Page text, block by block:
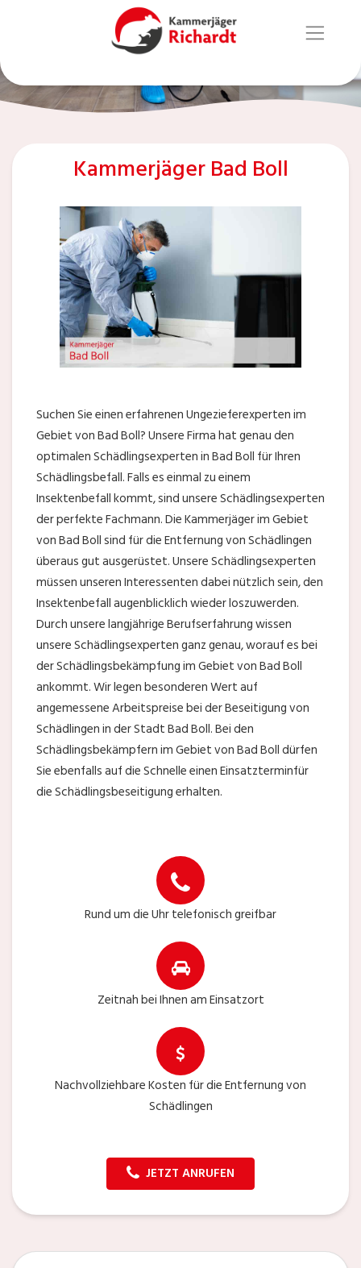
Kammerjäger Bad Boll
Suchen Sie einen erfahrenen Ungezieferexperten im
Gebiet von Bad Boll? Unsere Firma hat genau den
optimalen Schädlingsexperten in Bad Boll für Ihren
Schädlingsbefall. Falls es einmal zu einem
Insektenbefall kommt, sind unsere Schädlingsexperten
der perfekte Fachmann. Die Kammerjäger im Gebiet
von Bad Boll sind für die Entfernung von Schädlingen
überaus gut ausgerüstet. Unsere Schädlingsexperten
müssen unseren Interessenten dabei nützlich sein, den
Insektenbefall augenblicklich wieder loszuwerden.
Durch unsere langjährige Berufserfahrung wissen
unsere Schädlingsexperten ganz genau, worauf es bei
der Schädlingsbekämpfung im Gebiet von Bad Boll
ankommt. Wir legen besonderen Wert auf
angemessene Arbeitspreise bei der Beseitigung von
Schädlingen in der Stadt Bad Boll. Bei den
Schädlingsbekämpfern im Gebiet von Bad Boll dürfen
Sie ebenfalls auf die Schnelle einen Einsatzterminfür
die Schädlingsbeseitigung erhalten.
Rund um die Uhr telefonisch greifbar
Zeitnah bei Ihnen am Einsatzort
Nachvollziehbare Kosten für die Entfernung von
Schädlingen
JETZT ANRUFEN